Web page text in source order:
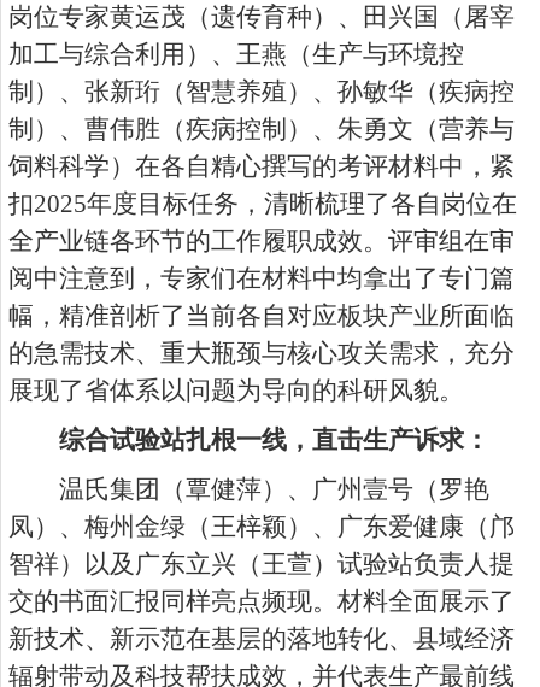
岗位专家黄运茂（遗传育种）、田兴国（屠宰
加工与综合利用）、王燕（生产与环境控
制）、张新珩（智慧养殖）、孙敏华（疾病控
制）、曹伟胜（疾病控制）、朱勇文（营养与
饲料科学）在各自精心撰写的考评材料中，紧
扣2025年度目标任务，清晰梳理了各自岗位在
全产业链各环节的工作履职成效。评审组在审
阅中注意到，专家们在材料中均拿出了专门篇
幅，精准剖析了当前各自对应板块产业所面临
的急需技术、重大瓶颈与核心攻关需求，充分
展现了省体系以问题为导向的科研风貌。
综合试验站扎根一线，直击生产诉求：
温氏集团（覃健萍）、广州壹号（罗艳
凤）、梅州金绿（王梓颖）、广东爱健康（邝
智祥）以及广东立兴（王萱）试验站负责人提
交的书面汇报同样亮点频现。材料全面展示了
新技术、新示范在基层的落地转化、县域经济
辐射带动及科技帮扶成效，并代表生产最前线